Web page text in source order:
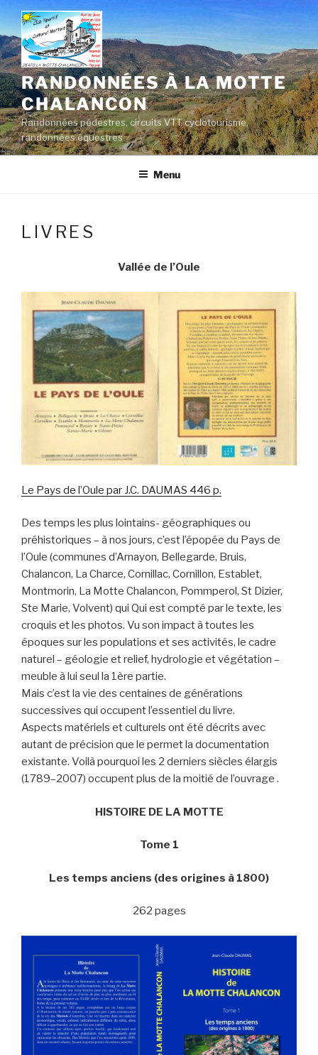
au
contenu
principal
RANDONNÉES À LA MOTTE
CHALANCON
Randonnées pédestres, circuits VTT, cyclotourisme,
randonnées équestres
Menu
LIVRES
Vallée de l’Oule
Le Pays de l’Oule par J.C. DAUMAS 446 p.
Des temps les plus lointains- géographiques ou
préhistoriques – à nos jours, c’est l’épopée du Pays de
l’Oule (communes d’Arnayon, Bellegarde, Bruis,
Chalancon, La Charce, Cornillac, Cornillon, Establet,
Montmorin, La Motte Chalancon, Pommperol, St Dizier,
Ste Marie, Volvent) qui Qui est compté par le texte, les
croquis et les photos. Vu son impact à toutes les
époques sur les populations et ses activités, le cadre
naturel – géologie et relief, hydrologie et végétation –
meuble à lui seul la 1ère partie.
Mais c’est la vie des centaines de générations
successives qui occupent l’essentiel du livre.
Aspects matériels et culturels ont été décrits avec
autant de précision que le permet la documentation
existante. Voilà pourquoi les 2 derniers siècles élargis
(1789–2007) occupent plus de la moitié de l’ouvrage .
HISTOIRE DE LA MOTTE
Tome 1
Les temps anciens (des origines à 1800)
262 pages